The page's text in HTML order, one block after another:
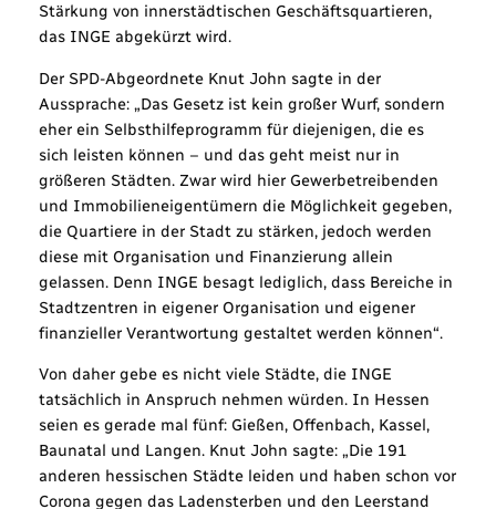
Stärkung von innerstädtischen Geschäftsquartieren,
das INGE abgekürzt wird.
Der SPD-Abgeordnete Knut John sagte in der
Aussprache: „Das Gesetz ist kein großer Wurf, sondern
eher ein Selbsthilfeprogramm für diejenigen, die es
sich leisten können – und das geht meist nur in
größeren Städten. Zwar wird hier Gewerbetreibenden
und Immobilieneigentümern die Möglichkeit gegeben,
die Quartiere in der Stadt zu stärken, jedoch werden
diese mit Organisation und Finanzierung allein
gelassen. Denn INGE besagt lediglich, dass Bereiche in
Stadtzentren in eigener Organisation und eigener
finanzieller Verantwortung gestaltet werden können“.
Von daher gebe es nicht viele Städte, die INGE
tatsächlich in Anspruch nehmen würden. In Hessen
seien es gerade mal fünf: Gießen, Offenbach, Kassel,
Baunatal und Langen. Knut John sagte: „Die 191
anderen hessischen Städte leiden und haben schon vor
Corona gegen das Ladensterben und den Leerstand